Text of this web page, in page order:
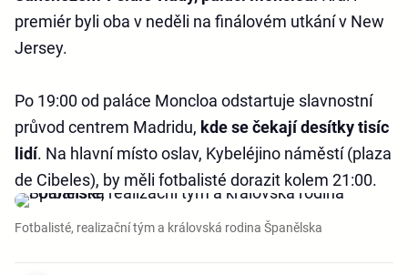
premiér byli oba v neděli na finálovém utkání v New
Jersey.
Po 19:00 od paláce Moncloa odstartuje slavnostní
průvod centrem Madridu, kde se čekají desítky tisíc
lidí. Na hlavní místo oslav, Kybeléjino náměstí (plaza
de Cibeles), by měli fotbalisté dorazit kolem 21:00.
Fotbalisté, realizační tým a královská rodina Španělska